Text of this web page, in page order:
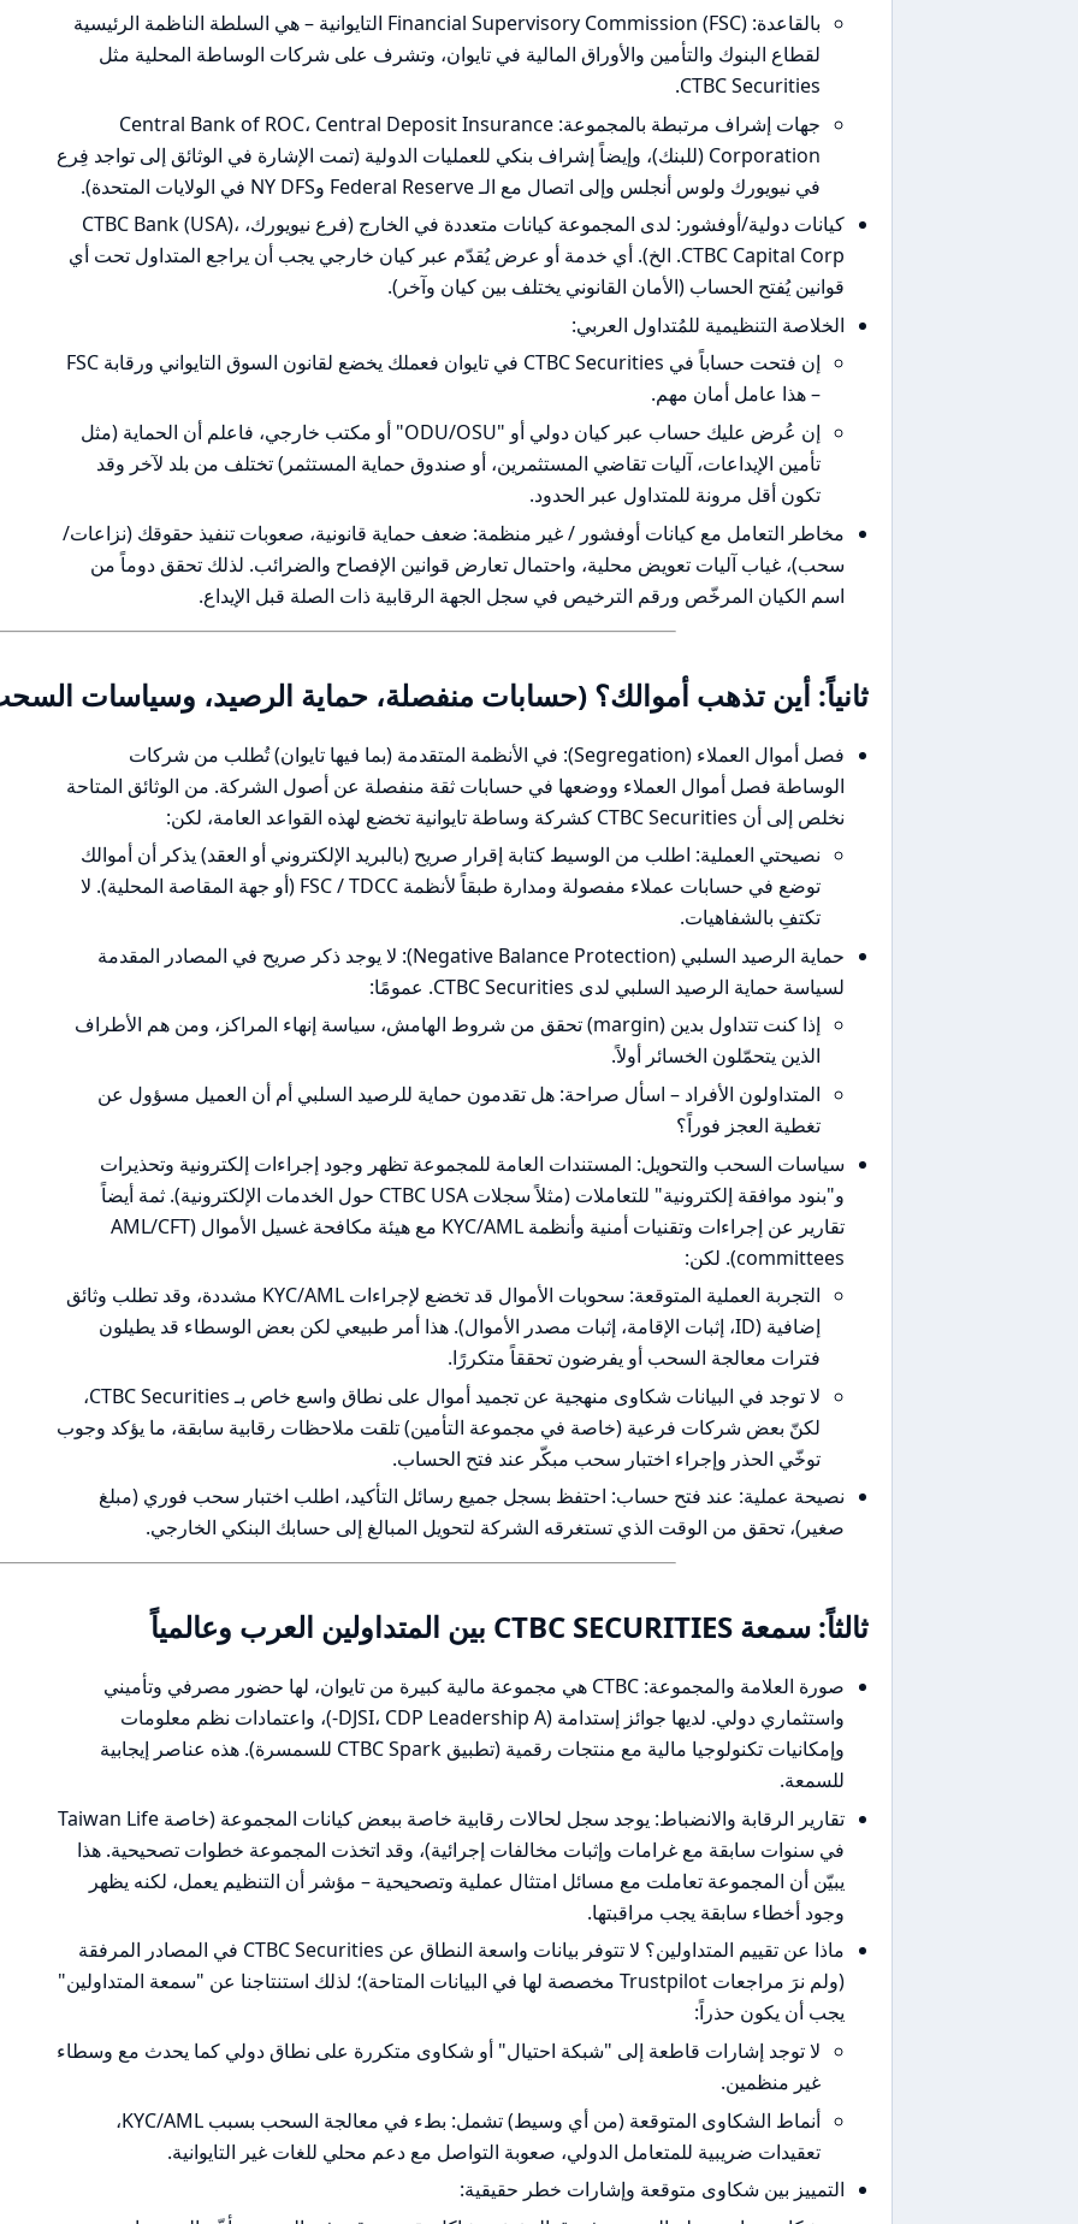
بالقاعدة: Financial Supervisory Commission (FSC) التايوانية – هي السلطة الناظمة الرئيسية
لقطاع البنوك والتأمين والأوراق المالية في تايوان، وتشرف على شركات الوساطة المحلية مثل
CTBC Securities.
جهات إشراف مرتبطة بالمجموعة: Central Bank of ROC، Central Deposit Insurance
Corporation (للبنك)، وإيضاً إشراف بنكي للعمليات الدولية (تمت الإشارة في الوثائق إلى تواجد فِرع
في نيويورك ولوس أنجلس وإلى اتصال مع الـ Federal Reserve وNY DFS في الولايات المتحدة).
كيانات دولية/أوفشور: لدى المجموعة كيانات متعددة في الخارج (فرع نيويورك، CTBC Bank (USA)،
CTBC Capital Corp. الخ). أي خدمة أو عرض يُقدّم عبر كيان خارجي يجب أن يراجع المتداول تحت أي
قوانين يُفتح الحساب (الأمان القانوني يختلف بين كيان وآخر).
الخلاصة التنظيمية للمُتداول العربي:
إن فتحت حساباً في CTBC Securities في تايوان فعملك يخضع لقانون السوق التايواني ورقابة FSC
– هذا عامل أمان مهم.
إن عُرض عليك حساب عبر كيان دولي أو "ODU/OSU" أو مكتب خارجي، فاعلم أن الحماية (مثل
تأمين الإيداعات، آليات تقاضي المستثمرين، أو صندوق حماية المستثمر) تختلف من بلد لآخر وقد
تكون أقل مرونة للمتداول عبر الحدود.
مخاطر التعامل مع كيانات أوفشور / غير منظمة: ضعف حماية قانونية، صعوبات تنفيذ حقوقك (نزاعات/
سحب)، غياب آليات تعويض محلية، واحتمال تعارض قوانين الإفصاح والضرائب. لذلك تحقق دوماً من
اسم الكيان المرخّص ورقم الترخيص في سجل الجهة الرقابية ذات الصلة قبل الإيداع.
ثانياً: أين تذهب أموالك؟ (حسابات منفصلة، حماية الرصيد، وسياسات
فصل أموال العملاء (Segregation): في الأنظمة المتقدمة (بما فيها تايوان) تُطلب من شركات
الوساطة فصل أموال العملاء ووضعها في حسابات ثقة منفصلة عن أصول الشركة. من الوثائق المتاحة
نخلص إلى أن CTBC Securities كشركة وساطة تايوانية تخضع لهذه القواعد العامة، لكن:
نصيحتي العملية: اطلب من الوسيط كتابة إقرار صريح (بالبريد الإلكتروني أو العقد) يذكر أن أموالك
توضع في حسابات عملاء مفصولة ومدارة طبقاً لأنظمة FSC / TDCC (أو جهة المقاصة المحلية). لا
تكتفِ بالشفاهيات.
حماية الرصيد السلبي (Negative Balance Protection): لا يوجد ذكر صريح في المصادر المقدمة
لسياسة حماية الرصيد السلبي لدى CTBC Securities. عمومًا:
إذا كنت تتداول بدين (margin) تحقق من شروط الهامش، سياسة إنهاء المراكز، ومن هم الأطراف
الذين يتحمّلون الخسائر أولاً.
المتداولون الأفراد – اسأل صراحة: هل تقدمون حماية للرصيد السلبي أم أن العميل مسؤول عن
تغطية العجز فوراً؟
سياسات السحب والتحويل: المستندات العامة للمجموعة تظهر وجود إجراءات إلكترونية وتحذيرات
و"بنود موافقة إلكترونية" للتعاملات (مثلاً سجلات CTBC USA حول الخدمات الإلكترونية). ثمة أيضاً
تقارير عن إجراءات وتقنيات أمنية وأنظمة KYC/AML مع هيئة مكافحة غسيل الأموال (AML/CFT
committees). لكن:
التجربة العملية المتوقعة: سحوبات الأموال قد تخضع لإجراءات KYC/AML مشددة، وقد تطلب وثائق
إضافية (ID، إثبات الإقامة، إثبات مصدر الأموال). هذا أمر طبيعي لكن بعض الوسطاء قد يطيلون
فترات معالجة السحب أو يفرضون تحققاً متكررًا.
لا توجد في البيانات شكاوى منهجية عن تجميد أموال على نطاق واسع خاص بـ CTBC Securities،
لكنّ بعض شركات فرعية (خاصة في مجموعة التأمين) تلقت ملاحظات رقابية سابقة، ما يؤكد وجوب
توخّي الحذر وإجراء اختبار سحب مبكّر عند فتح الحساب.
نصيحة عملية: عند فتح حساب: احتفظ بسجل جميع رسائل التأكيد، اطلب اختبار سحب فوري (مبلغ
صغير)، تحقق من الوقت الذي تستغرقه الشركة لتحويل المبالغ إلى حسابك البنكي الخارجي.
ثالثاً: سمعة CTBC SECURITIES بين المتداولين العرب وعالمياً
صورة العلامة والمجموعة: CTBC هي مجموعة مالية كبيرة من تايوان، لها حضور مصرفي وتأميني
واستثماري دولي. لديها جوائز إستدامة (DJSI، CDP Leadership A-)، واعتمادات نظم معلومات
وإمكانيات تكنولوجيا مالية مع منتجات رقمية (تطبيق CTBC Spark للسمسرة). هذه عناصر إيجابية
للسمعة.
تقارير الرقابة والانضباط: يوجد سجل لحالات رقابية خاصة ببعض كيانات المجموعة (خاصة Taiwan Life
في سنوات سابقة مع غرامات وإثبات مخالفات إجرائية)، وقد اتخذت المجموعة خطوات تصحيحية. هذا
يبيّن أن المجموعة تعاملت مع مسائل امتثال عملية وتصحيحية – مؤشر أن التنظيم يعمل، لكنه يظهر
وجود أخطاء سابقة يجب مراقبتها.
ماذا عن تقييم المتداولين؟ لا تتوفر بيانات واسعة النطاق عن CTBC Securities في المصادر المرفقة
(ولم نرَ مراجعات Trustpilot مخصصة لها في البيانات المتاحة)؛ لذلك استنتاجنا عن "سمعة المتداولين"
يجب أن يكون حذراً:
لا توجد إشارات قاطعة إلى "شبكة احتيال" أو شكاوى متكررة على نطاق دولي كما يحدث مع وسطاء
غير منظمين.
أنماط الشكاوى المتوقعة (من أي وسيط) تشمل: بطء في معالجة السحب بسبب KYC/AML،
تعقيدات ضريبية للمتعامل الدولي، صعوبة التواصل مع دعم محلي للغات غير التايوانية.
التمييز بين شكاوى متوقعة وإشارات خطر حقيقية: